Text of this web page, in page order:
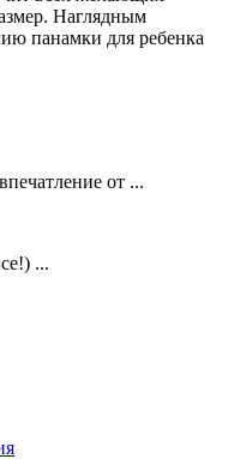
Наглядным
панамки для ребенка
от ...
...